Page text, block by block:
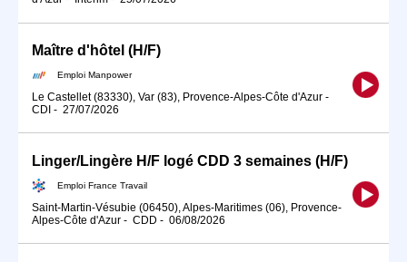
Maître d'hôtel (H/F)
Emploi Manpower
Le Castellet (83330), Var (83), Provence-Alpes-Côte d'Azur -
CDI - 27/07/2026
Linger/Lingère H/F logé CDD 3 semaines (H/F)
Emploi France Travail
Saint-Martin-Vésubie (06450), Alpes-Maritimes (06), Provence-
Alpes-Côte d'Azur - CDD - 06/08/2026